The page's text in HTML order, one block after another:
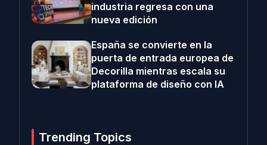
industria regresa con una
nueva edición
España se convierte en la
puerta de entrada europea de
Decorilla mientras escala su
plataforma de diseño con IA
Trending Topics